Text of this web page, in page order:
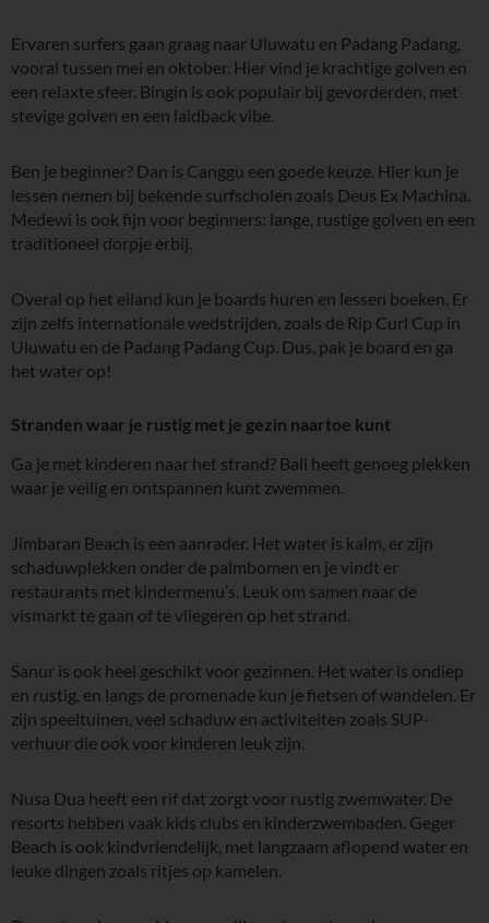
Ervaren surfers gaan graag naar Uluwatu en Padang Padang,
vooral tussen mei en oktober. Hier vind je krachtige golven en
een relaxte sfeer. Bingin is ook populair bij gevorderden, met
stevige golven en een laidback vibe.
Ben je beginner? Dan is Canggu een goede keuze. Hier kun je
lessen nemen bij bekende surfscholen zoals Deus Ex Machina.
Medewi is ook fijn voor beginners: lange, rustige golven en een
traditioneel dorpje erbij.
Overal op het eiland kun je boards huren en lessen boeken. Er
zijn zelfs internationale wedstrijden, zoals de Rip Curl Cup in
Uluwatu en de Padang Padang Cup. Dus, pak je board en ga
het water op!
Stranden waar je rustig met je gezin naartoe kunt
Ga je met kinderen naar het strand? Bali heeft genoeg plekken
waar je veilig en ontspannen kunt zwemmen.
Jimbaran Beach is een aanrader. Het water is kalm, er zijn
schaduwplekken onder de palmbomen en je vindt er
restaurants met kindermenu’s. Leuk om samen naar de
vismarkt te gaan of te vliegeren op het strand.
Sanur is ook heel geschikt voor gezinnen. Het water is ondiep
en rustig, en langs de promenade kun je fietsen of wandelen. Er
zijn speeltuinen, veel schaduw en activiteiten zoals SUP-
verhuur die ook voor kinderen leuk zijn.
Nusa Dua heeft een rif dat zorgt voor rustig zwemwater. De
resorts hebben vaak kids clubs en kinderzwembaden. Geger
Beach is ook kindvriendelijk, met langzaam aflopend water en
leuke dingen zoals ritjes op kamelen.